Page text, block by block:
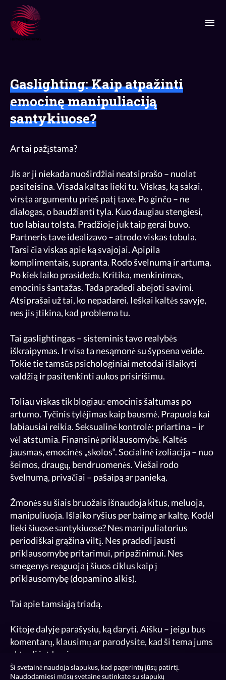
Gaslighting: Kaip atpažinti
emocinę manipuliaciją
Ar tai pažįstama?
Jis ar ji niekada nuoširdžiai neatsiprašo – nuolat
pasiteisina. Visada kaltas lieki tu. Viskas, ką sakai,
virsta argumentu prieš patį tave. Po ginčo – ne
dialogas, o baudžianti tyla. Kuo daugiau stengiesi,
tuo labiau tolsta. Pradžioje juk taip gerai buvo.
Partneris tave idealizavo – atrodo viskas tobula.
Tarsi čia viskas apie ką svajojai. Apipila
komplimentais, supranta. Rodo švelnumą ir artumą.
Po kiek laiko prasideda. Kritika, menkinimas,
emocinis šantažas. Tada pradedi abejoti savimi.
Atsiprašai už tai, ko nepadarei. Ieškai kaltės savyje,
nes jis įtikina, kad problema tu.
Tai gaslightingas – sisteminis tavo realybės
iškraipymas. Ir visa ta nesąmonė su šypsena veide.
Tokie tie tamsūs psichologiniai metodai išlaikyti
valdžią ir pasitenkinti aukos prisirišimu.
Toliau viskas tik blogiau: emocinis šaltumas po
artumo. Tyčinis tylėjimas kaip bausmė. Prapuola kai
labiausiai reikia. Seksualinė kontrolė: priartina – ir
vėl atstumia. Finansinė priklausomybė. Kaltės
jausmas, emocinės „skolos“. Socialinė izoliacija – nuo
šeimos, draugų, bendruomenės. Viešai rodo
švelnumą, privačiai – pašaipą ar panieką.
Žmonės su šiais bruožais išnaudoja kitus, meluoja,
manipuliuoja. Išlaiko ryšius per baimę ar kaltę. Kodėl
lieki šiuose santykiuose? Nes manipuliatorius
periodiškai grąžina viltį. Nes pradedi jausti
priklausomybę pritarimui, pripažinimui. Nes
smegenys reaguoja į šiuos ciklus kaip į
priklausomybę (dopamino alkis).
Tai apie tamsiąją triadą.
Kitoje dalyje parašysiu, ką daryti. Aišku – jeigu bus
komentarų, klausimų ar parodysite, kad ši tema jums
aktuali ir įdomi.
Ši svetainė naudoja slapukus, kad pagerintų jūsų patirtį.
Naudodamiesi mūsų svetaine sutinkate su slapukų